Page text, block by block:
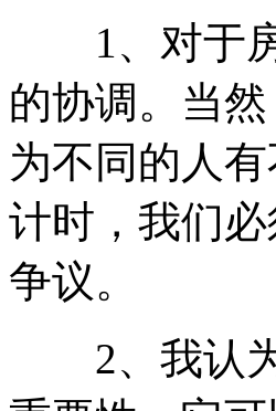
1、对于房
的协调。当
为不同的人
计时，我们
争议。
2、我认为